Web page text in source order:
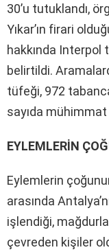
30’u tutuklandı,
Yıkar’ın firari
hakkında Interpol
belirtildi.
tüfeği, 972
sayıda
EYLEMLERİN
Eylemlerin
arasında
işlendiği,
çevreden kişiler